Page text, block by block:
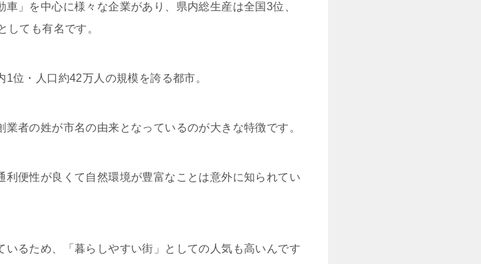
」を中心に様々な企業があり、県内総生産は全国3位、
しても有名です。
位・人口約42万人の規模を誇る都市。
者の姓が市名の由来となっているのが大きな特徴です。
便性が良くて自然環境が豊富なことは意外に知られてい
るため、「暮らしやすい街」としての人気も高いんです